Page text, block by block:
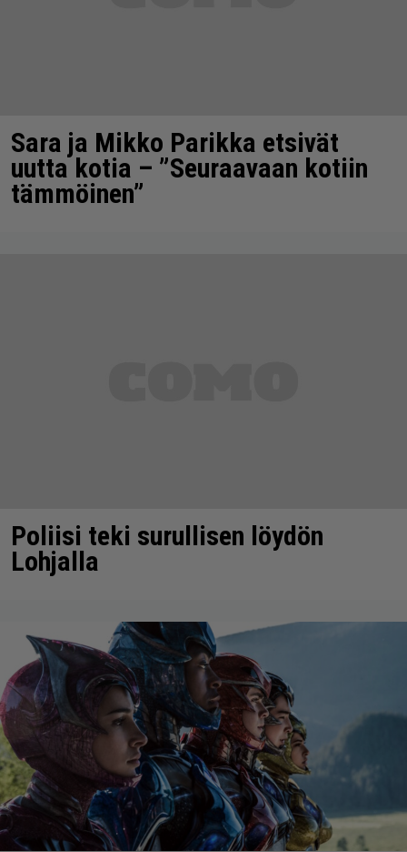
Sara ja Mikko Parikka etsivät
uutta kotia – ”Seuraavaan kotiin
tämmöinen”
Poliisi teki surullisen löydön
Lohjalla